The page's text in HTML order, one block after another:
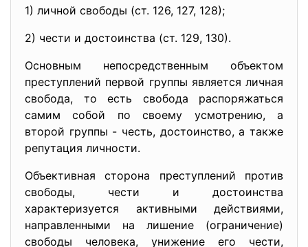
1) личной свободы (ст. 126, 127, 128);
2) чести и достоинства (ст. 129, 130).
Основным непосредственным объектом
преступлений первой группы является личная
свобода, то есть свобода распоряжаться
самим собой по своему усмотрению, а
второй группы - честь, достоинство, а также
репутация личности.
Объективная сторона преступлений против
свободы, чести и достоинства
характеризуется активными действиями,
направленными на лишение (ограничение)
свободы человека, унижение его чести,